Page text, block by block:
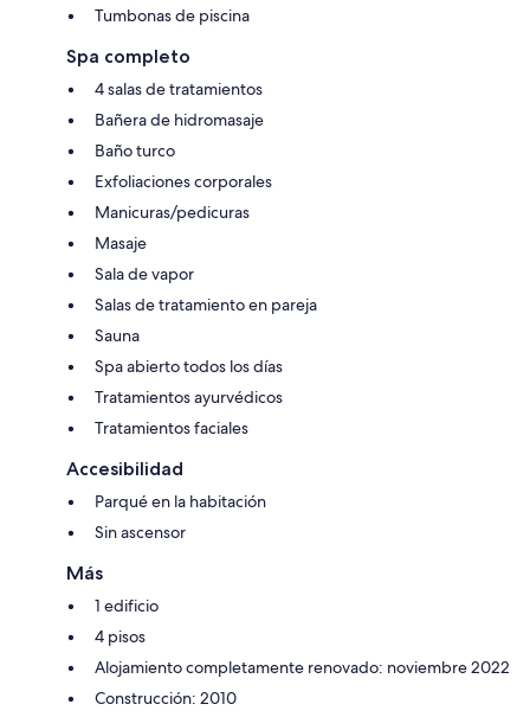
Tumbonas de piscina
Spa completo
4 salas de tratamientos
Bañera de hidromasaje
Baño turco
Exfoliaciones corporales
Manicuras/pedicuras
Masaje
Sala de vapor
Salas de tratamiento en pareja
Sauna
Spa abierto todos los días
Tratamientos ayurvédicos
Tratamientos faciales
Accesibilidad
Parqué en la habitación
Sin ascensor
Más
1 edificio
4 pisos
Alojamiento completamente renovado: noviembre 2022
Construcción: 2010